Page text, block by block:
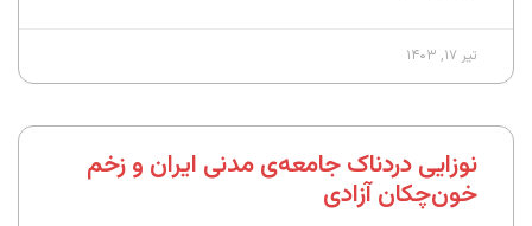
تیر ۱۷, ۱۴۰۳
نوزایی دردناک جامعه‌ی مدنی ایران و زخم
خون‌چکان آزادی